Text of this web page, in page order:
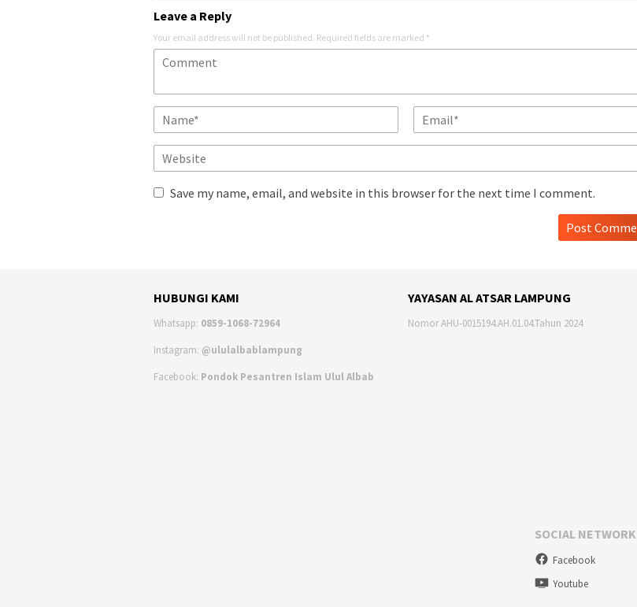
Leave a Reply
Your email address will not be published. Required fields are marked *
Save my name, email, and website in this browser for the next time I comment.
HUBUNGI KAMI
Whatsapp: 0859-1068-72964
Instagram: @ululalbablampung
Facebook: Pondok Pesantren Islam Ulul Albab
YAYASAN AL ATSAR LAMPUNG
Nomor AHU-0015194.AH.01.04.Tahun 2024
SOCIAL NETWORK
Facebook
Youtube